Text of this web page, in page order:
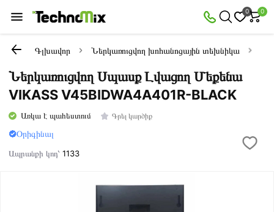
0 0
Գլխավոր Ներկառուցվող խոհանոցային տեխնիկա
Ներկառուցվող Սպասք Լվացող Մեքենա
VIKASS V45BIDWA4A401R-BLACK
Առկա է պահեստում Գրել կարծիք
Օրիգինալ
Ապրանքի կոդ՝1133